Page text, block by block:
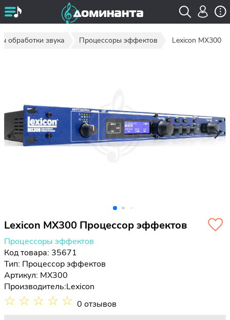
обработки звука Процессоры эффектов Lexicon MX300
Lexicon MX300 Процессор эффектов
Процессоры эффектов
Код товара: 35671
Тип: Процессор эффектов
Артикул: MX300
Производитель:Lexicon
☆ ☆ ☆ ☆ ☆ 0 отзывов